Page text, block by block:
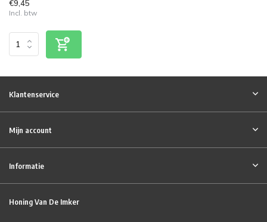
€9,45
Incl. btw
Klantenservice
Mijn account
Informatie
Honing Van De Imker